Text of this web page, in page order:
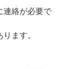
連絡が必要で
ます。